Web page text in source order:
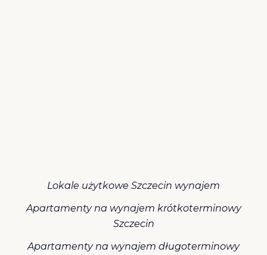
Lokale użytkowe Szczecin wynajem
Apartamenty na wynajem krótkoterminowy
Szczecin
Apartamenty na wynajem długoterminowy